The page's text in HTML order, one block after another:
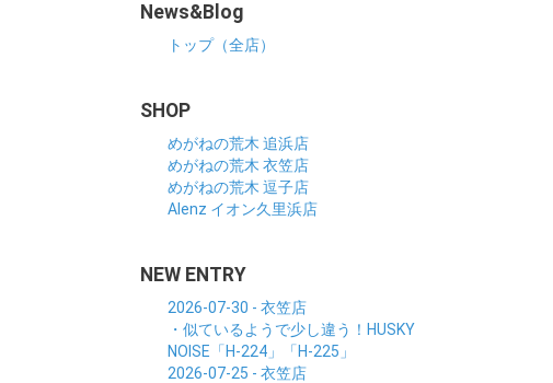
News&Blog
トップ（全店）
SHOP
めがねの荒木 追浜店
めがねの荒木 衣笠店
めがねの荒木 逗子店
Alenz イオン久里浜店
NEW ENTRY
2026-07-30 - 衣笠店
・似ているようで少し違う！HUSKY
NOISE「H-224」「H-225」
2026-07-25 - 衣笠店